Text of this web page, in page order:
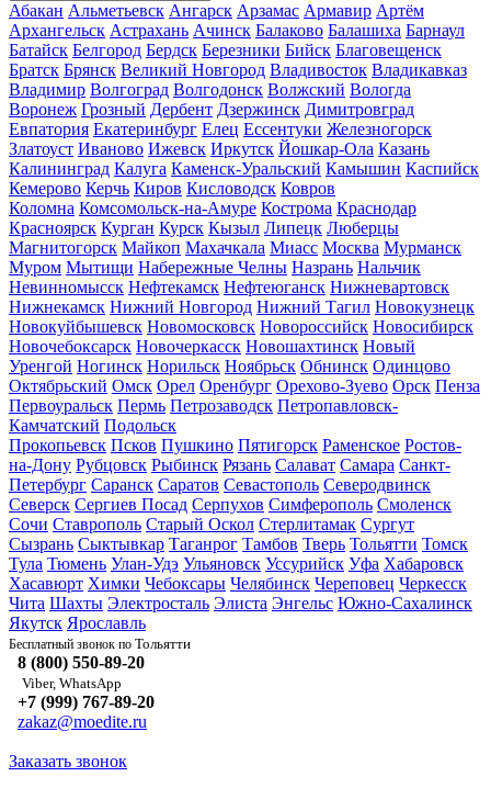
Абакан Альметьевск Ангарск Арзамас Армавир Артём
Архангельск Астрахань Ачинск Балаково Балашиха Барнаул
Батайск Белгород Бердск Березники Бийск Благовещенск
Братск Брянск Великий Новгород Владивосток Владикавказ
Владимир Волгоград Волгодонск Волжский Вологда
Воронеж Грозный Дербент Дзержинск Димитровград
Евпатория Екатеринбург Елец Ессентуки Железногорск
Златоуст Иваново Ижевск Иркутск Йошкар-Ола Казань
Калининград Калуга Каменск-Уральский Камышин Каспийск
Кемерово Керчь Киров Кисловодск Ковров
Коломна Комсомольск-на-Амуре Кострома Краснодар
Красноярск Курган Курск Кызыл Липецк Люберцы
Магнитогорск Майкоп Махачкала Миасс Москва Мурманск
Муром Мытищи Набережные Челны Назрань Нальчик
Невинномысск Нефтекамск Нефтеюганск Нижневартовск
Нижнекамск Нижний Новгород Нижний Тагил Новокузнецк
Новокуйбышевск Новомосковск Новороссийск Новосибирск
Новочебоксарск Новочеркасск Новошахтинск Новый
Уренгой Ногинск Норильск Ноябрьск Обнинск Одинцово
Октябрьский Омск Орел Оренбург Орехово-Зуево Орск Пенза
Первоуральск Пермь Петрозаводск Петропавловск-
Камчатский Подольск
Прокопьевск Псков Пушкино Пятигорск Раменское Ростов-
на-Дону Рубцовск Рыбинск Рязань Салават Самара Санкт-
Петербург Саранск Саратов Севастополь Северодвинск
Северск Сергиев Посад Серпухов Симферополь Смоленск
Сочи Ставрополь Старый Оскол Стерлитамак Сургут
Сызрань Сыктывкар Таганрог Тамбов Тверь Тольятти Томск
Тула Тюмень Улан-Удэ Ульяновск Уссурийск Уфа Хабаровск
Хасавюрт Химки Чебоксары Челябинск Череповец Черкесск
Чита Шахты Электросталь Элиста Энгельс Южно-Сахалинск
Якутск Ярославль
Бесплатный звонок по Тольятти
8 (800) 550-89-20
Viber, WhatsApp
+7 (999) 767-89-20
zakaz@moedite.ru
Заказать звонок